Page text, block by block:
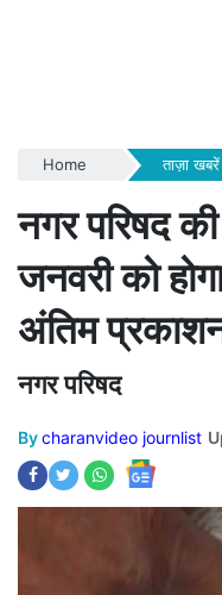
Home ताज़ा खबरें
नगर परिषद
जनवरी को
अंतिम
नगर परिषद
Bycharanvideo journlist